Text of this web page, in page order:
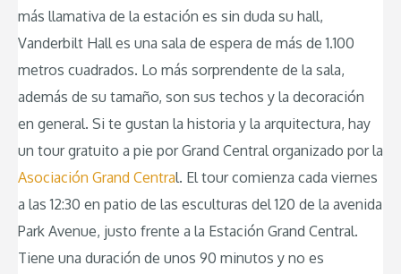
más llamativa de la estación es sin duda su hall,
Vanderbilt Hall es una sala de espera de más de 1.100
metros cuadrados. Lo más sorprendente de la sala,
además de su tamaño, son sus techos y la decoración
en general. Si te gustan la historia y la arquitectura, hay
un tour gratuito a pie por Grand Central organizado por la
Asociación Grand Central. El tour comienza cada viernes
a las 12:30 en patio de las esculturas del 120 de la avenida
Park Avenue, justo frente a la Estación Grand Central.
Tiene una duración de unos 90 minutos y no es